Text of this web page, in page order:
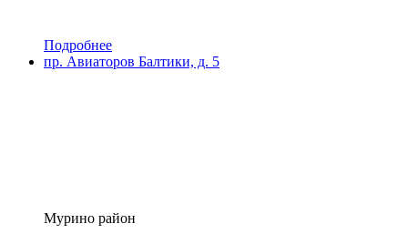
Подробнее
пр. Авиаторов Балтики, д. 5
Мурино район